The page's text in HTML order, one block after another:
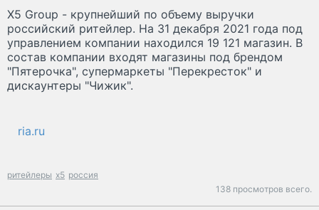
X5 Group - крупнейший по объему выручки
российский ритейлер. На 31 декабря 2021 года под
управлением компании находился 19 121 магазин. В
состав компании входят магазины под брендом
"Пятерочка", супермаркеты "Перекресток" и
дискаунтеры "Чижик".
ria.ru
ритейлеры x5 россия
138 просмотров всего.